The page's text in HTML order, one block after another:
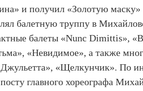
и получил «Золотую
балетную труппу в
балеты «Nunc Dimittis»,
«Невидимое», а также
«Щелкунчик». По
главного хореографа